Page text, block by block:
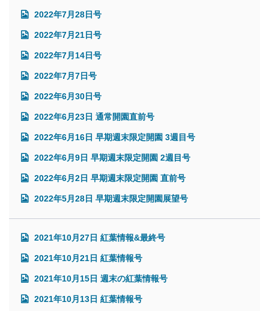
2022年7月28日号
2022年7月21日号
2022年7月14日号
2022年7月7日号
2022年6月30日号
2022年6月23日 通常開園直前号
2022年6月16日 早期週末限定開園 3週目号
2022年6月9日 早期週末限定開園 2週目号
2022年6月2日 早期週末限定開園 直前号
2022年5月28日 早期週末限定開園展望号
2021年10月27日 紅葉情報&最終号
2021年10月21日 紅葉情報号
2021年10月15日 週末の紅葉情報号
2021年10月13日 紅葉情報号